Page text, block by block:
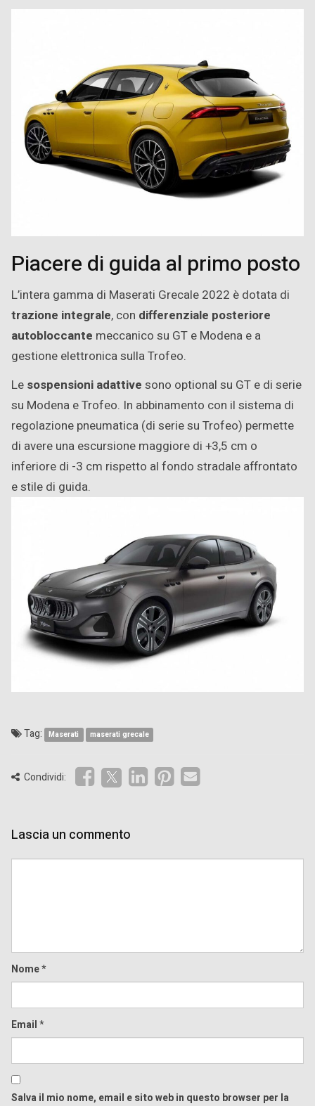
Piacere di guida al primo posto
L’intera gamma di Maserati Grecale 2022 è dotata di
trazione integrale, con differenziale posteriore
autobloccante meccanico su GT e Modena e a
gestione elettronica sulla Trofeo.
Le sospensioni adattive sono optional su GT e di serie
su Modena e Trofeo. In abbinamento con il sistema di
regolazione pneumatica (di serie su Trofeo) permette
di avere una escursione maggiore di +3,5 cm o
inferiore di -3 cm rispetto al fondo stradale affrontato
e stile di guida.
Tag: Maserati maserati grecale
Condividi:
Lascia un commento
Nome*
Email*
Salva il mio nome, email e sito web in questo browser per la